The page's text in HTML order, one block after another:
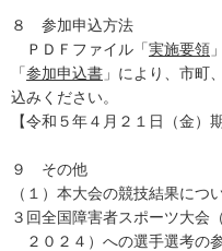
８ 参加申込方法
ＰＤＦファイル「実施要領
「参加申込書 」により、市町
込みください。
【令和５年４月２１日（金）期
９ その他
（１）本大会の競技結果につ
３回全国障害者スポーツ大会
２０２４）への選手選考の